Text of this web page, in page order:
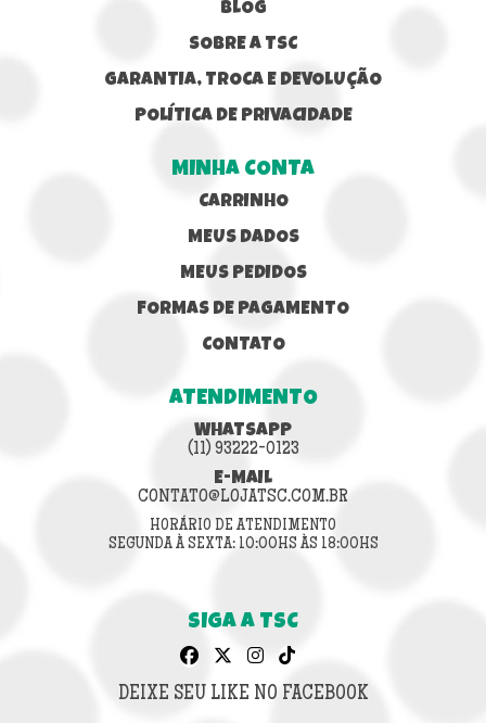
BLOG
SOBRE A TSC
GARANTIA, TROCA E DEVOLUÇÃO
POLÍTICA DE PRIVACIDADE
MINHA CONTA
CARRINHO
MEUS DADOS
MEUS PEDIDOS
FORMAS DE PAGAMENTO
CONTATO
ATENDIMENTO
WHATSAPP
(11) 93222-0123
E-MAIL
CONTATO@LOJATSC.COM.BR
HORÁRIO DE ATENDIMENTO
SEGUNDA À SEXTA: 10:00HS ÀS 18:00HS
SIGA A TSC
DEIXE SEU LIKE NO FACEBOOK